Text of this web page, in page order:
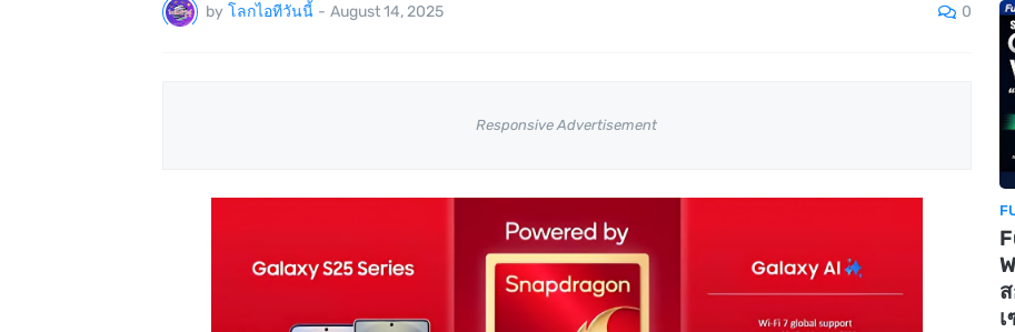
by โลกไอทีวันนี้ - August 14, 2025 0
Responsive Advertisement